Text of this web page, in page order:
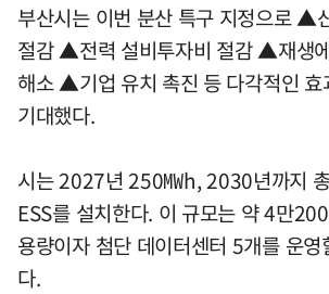
부산시는 이번 분산 특구 지정으로 ▲
절감 ▲전력 설비투자비 절감 ▲재생
해소 ▲기업 유치 촉진 등 다각적인 효
기대했다.
시는 2027년 250㎿h, 2030년까지
ESS를 설치한다. 이 규모는 약 4만
용량이자 첨단 데이터센터 5개를 운영
다.